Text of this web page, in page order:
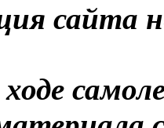
сайта